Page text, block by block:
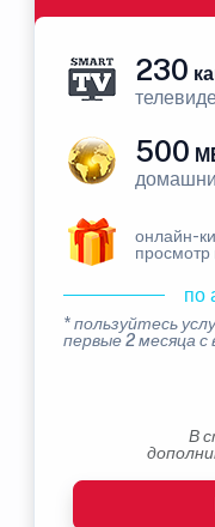
230
500
онлайн-
просмотр
по
* пользуйтесь
первые 2 месяца с
В